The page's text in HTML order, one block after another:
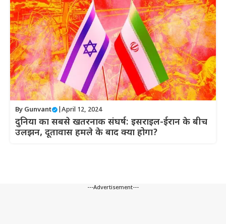
By Gunvant April 12, 2024
दुनिया का सबसे खतरनाक संघर्ष: इसराइल-ईरान के बीच
उलझन, दूतावास हमले के बाद क्या होगा?
---Advertisement---